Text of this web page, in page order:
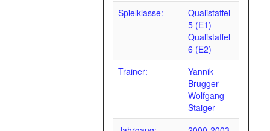
Spielklasse:
Qualistaffel
5 (E1)
Qualistaffel
6 (E2)
Trainer:
Yannik
Brugger
Wolfgang
Staiger